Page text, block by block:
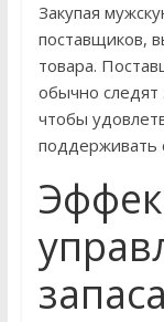
Закупая
поставщиков,
товара.
обычно следят
чтобы
поддерживать